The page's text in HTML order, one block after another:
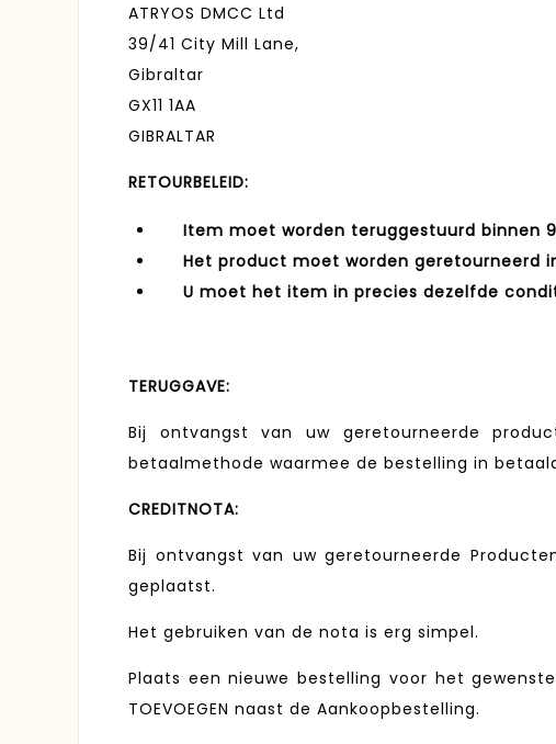
ATRYOS DMCC Ltd
39/41 City Mill Lane,
Gibraltar
GX11 1AA
GIBRALTAR
RETOURBELEID:
Item moet worden teruggestuurd binnen
Het product moet worden geretourneerd
U moet het item in precies dezelfde
TERUGGAVE:
Bij ontvangst van uw geretourneerde
betaalmethode waarmee de bestelling in
CREDITNOTA:
Bij ontvangst van uw geretourneerde
geplaatst.
Het gebruiken van de nota is erg simpel.
Plaats een nieuwe bestelling voor het
TOEVOEGEN naast de Aankoopbestelling.